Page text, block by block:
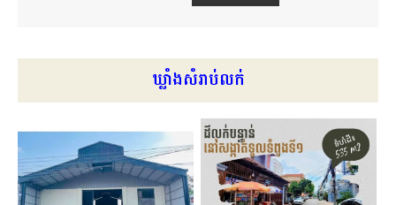
ឃ្លាំងសំរាប់លក់